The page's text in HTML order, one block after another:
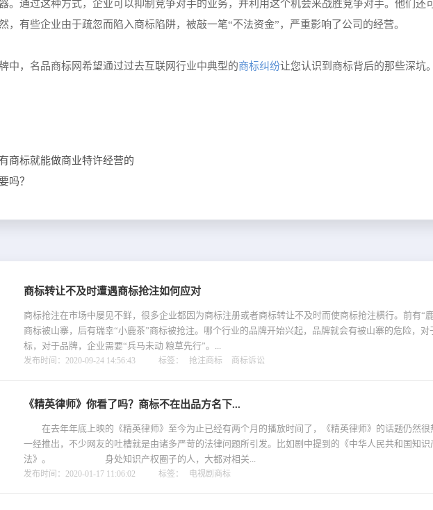
。通过这种方式，企业可以抑制竞争对手的业务，并利用这个机会来战胜竞争对手。他们还
，有些企业由于疏忽而陷入商标陷阱，被敲一笔“不法资金”，严重影响了公司的经营。
中，名品商标网希望通过过去互联网行业中典型的商标纠纷让您认识到商标背后的那些深坑。
商标就能做商业特许经营的
吗？
商标转让不及时遭遇商标抢注如何应对
商标抢注在市场中屡见不鲜，很多企业都因为商标注册或者商标转让不及时而使商标抢注横行。前有“
商标被山寨，后有瑞幸“小鹿茶”商标被抢注。哪个行业的品牌开始兴起，品牌就会有被山寨的危险，对
标，对于品牌，企业需要“兵马未动 粮草先行”。...
发布时间：2020-09-24 14:56:43 标签： 抢注商标 商标诉讼
《精英律师》你看了吗？商标不在出品方名下...
在去年年底上映的《精英律师》至今为止已经有两个月的播放时间了，《精英律师》的话题仍然很
一经推出，不少网友的吐槽就是由诸多严苛的法律问题所引发。比如剧中提到的《中华人民共和国知识
法》。 身处知识产权圈子的人，大都对相关...
发布时间：2020-01-17 11:06:02 标签： 电视剧商标